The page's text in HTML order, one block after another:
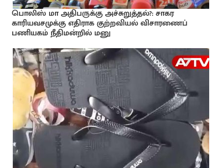
பொலிஸ் மா அதிபருக்கு அச்சுறுத்தல்?: சாகர
காரியவசமுக்கு எதிராக குற்றவியல் விசாரணைப்
பணியகம் நீதிமன்றில் மனு